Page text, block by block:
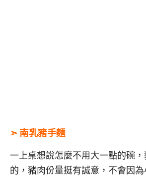
➣ 南乳豬手麵
一上桌想說怎麼不用大一點的碗
的，豬肉份量挺有誠意，不會因